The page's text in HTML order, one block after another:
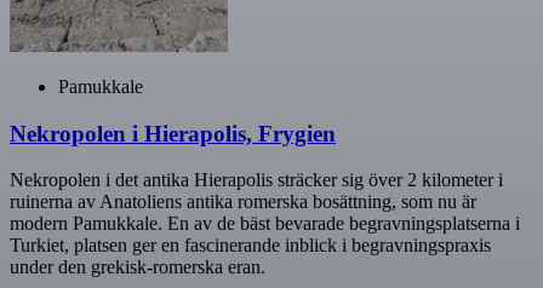
Pamukkale
Nekropolen i Hierapolis, Frygien
Nekropolen i det antika Hierapolis sträcker sig över 2 kilometer i
ruinerna av Anatoliens antika romerska bosättning, som nu är
modern Pamukkale. En av de bäst bevarade begravningsplatserna i
Turkiet, platsen ger en fascinerande inblick i begravningspraxis
under den grekisk-romerska eran.